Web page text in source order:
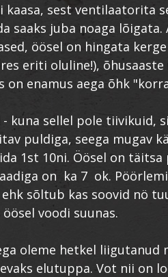
sest ventilaatorita
saaks juba noaga lõigata.
öösel on hingata
eriti oluline!),
on enamus aega õhk
kuna sellel pole tiivikuid,
puldiga, seega mugav
1st 10ni. Öösel on täitsa
on ka 7 ok.
sõltub kas soovid nö
voodi suunas.
oleme hetkel liigutanud
elutuppa. Vot nii on